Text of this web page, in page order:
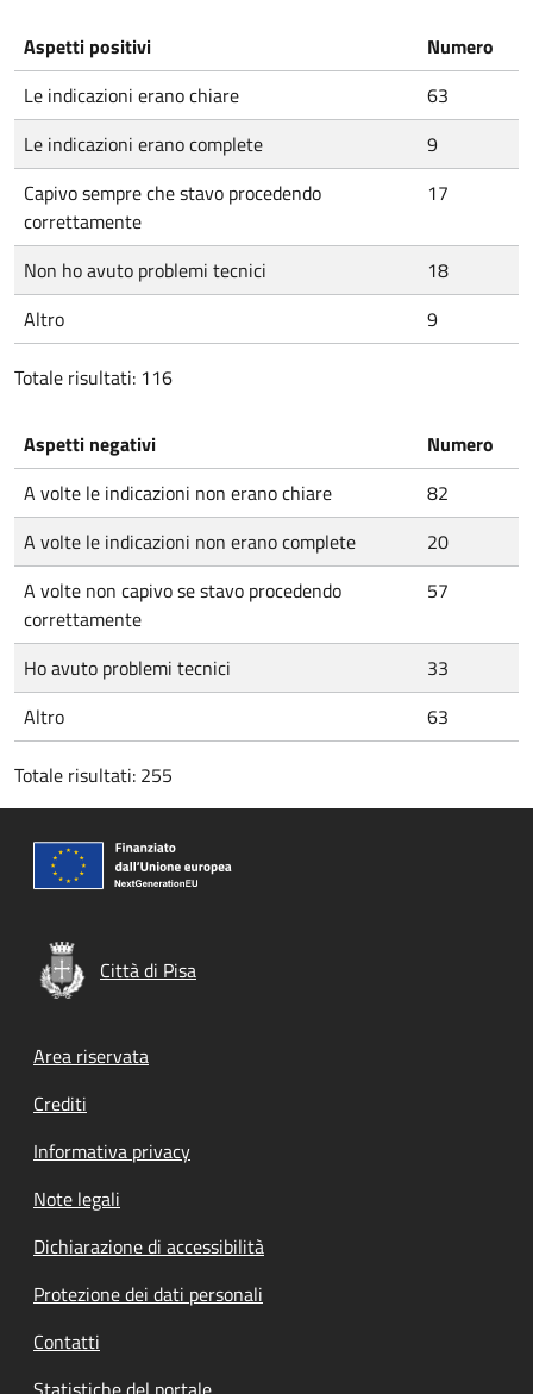
Aspetti positivi
Numero
Le indicazioni erano chiare
63
Le indicazioni erano complete
9
Capivo sempre che stavo procedendo
correttamente
17
Non ho avuto problemi tecnici
18
Altro
9
Totale risultati: 116
Aspetti negativi
Numero
A volte le indicazioni non erano chiare
82
A volte le indicazioni non erano complete
20
A volte non capivo se stavo procedendo
correttamente
57
Ho avuto problemi tecnici
33
Altro
63
Totale risultati: 255
Città di Pisa
Footer menu
Area riservata
Crediti
Informativa privacy
Note legali
Dichiarazione di accessibilità
Protezione dei dati personali
Contatti